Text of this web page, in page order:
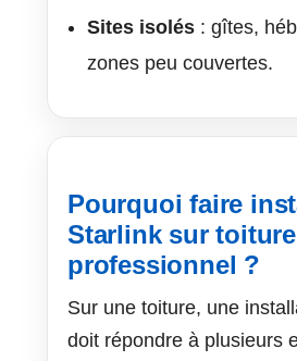
Sites isolés : gîtes,
zones peu couvertes.
Pourquoi faire
Starlink sur
professionnel ?
Sur une toiture, une
doit répondre à plusieurs